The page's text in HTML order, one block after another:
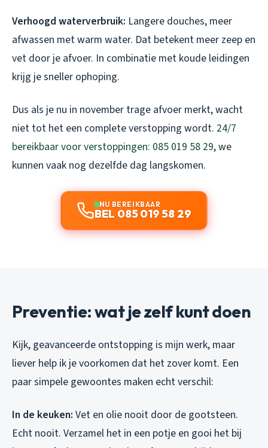
Verhoogd waterverbruik: Langere douches, meer
afwassen met warm water. Dat betekent meer zeep en
vet door je afvoer. In combinatie met koude leidingen
krijg je sneller ophoping.
Dus als je nu in november trage afvoer merkt, wacht
niet tot het een complete verstopping wordt. 24/7
bereikbaar voor verstoppingen: 085 019 58 29, we
kunnen vaak nog dezelfde dag langskomen.
NU BEREIKBAAR
BEL 085 019 58 29
Preventie: wat je zelf kunt doen
Kijk, geavanceerde ontstopping is mijn werk, maar
liever help ik je voorkomen dat het zover komt. Een
paar simpele gewoontes maken echt verschil:
In de keuken: Vet en olie nooit door de gootsteen.
Echt nooit. Verzamel het in een potje en gooi het bij